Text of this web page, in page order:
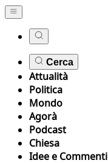
Cerca
Attualità
Politica
Mondo
Agorà
Podcast
Chiesa
Idee e Commenti